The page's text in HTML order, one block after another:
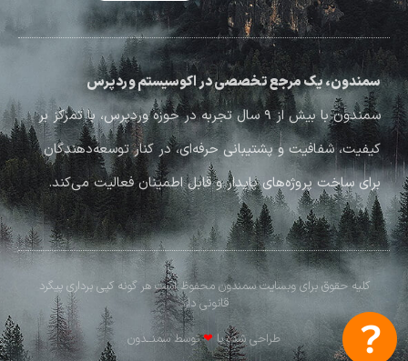
سمندون، یک مرجع تخصصی در اکوسیستم وردپرس
سمندون با بیش از ۹ سال تجربه در حوزه وردپرس، با تمرکز بر
کیفیت، شفافیت و پشتیبانی حرفه‌ای، در کنار توسعه‌دهندگان
برای ساخت پروژه‌های پایدار و قابل اطمینان فعالیت می‌کند.
کلیه حقوق برای وبسایت سمندون محفوظ است هر گونه کپی برداری پیگرد
قانونی دارد
طراحی شده با ❤توسط سمنــدون​​